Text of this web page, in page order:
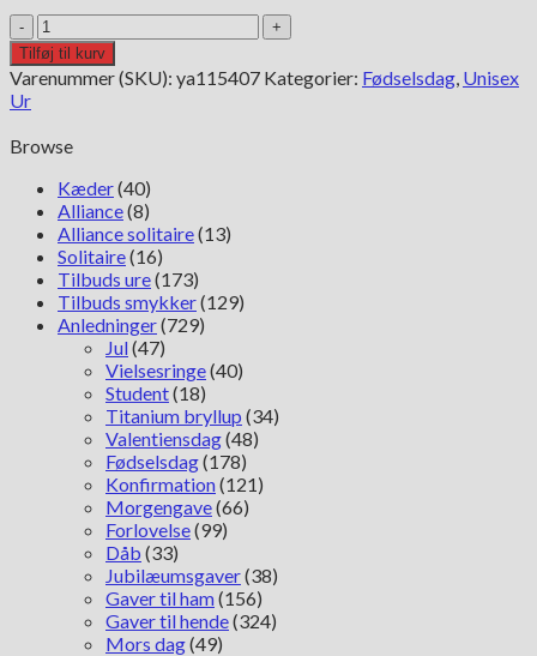
Gucci
Pantheon
ya115407
antal
Tilføj til kurv
Varenummer (SKU): ya115407 Kategorier: Fødselsdag, Unisex
Ur
Browse
Kæder(40)
Alliance(8)
Alliance solitaire(13)
Solitaire(16)
Tilbuds ure(173)
Tilbuds smykker(129)
Anledninger(729)
Jul(47)
Vielsesringe(40)
Student(18)
Titanium bryllup (34)
Valentiensdag(48)
Fødselsdag(178)
Konfirmation(121)
Morgengave(66)
Forlovelse(99)
Dåb (33)
Jubilæumsgaver(38)
Gaver til ham(156)
Gaver til hende(324)
Mors dag(49)